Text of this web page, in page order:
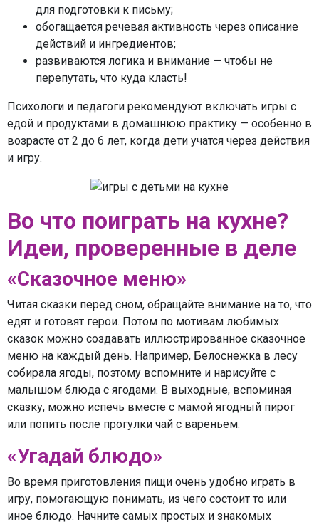
для подготовки к письму;
обогащается речевая активность через описание
действий и ингредиентов;
развиваются логика и внимание — чтобы не
перепутать, что куда класть!
Психологи и педагоги рекомендуют включать игры с
едой и продуктами в домашнюю практику — особенно в
возрасте от 2 до 6 лет, когда дети учатся через действия
и игру.
Во что поиграть на кухне?
Идеи, проверенные в деле
«Сказочное меню»
Читая сказки перед сном, обращайте внимание на то, что
едят и готовят герои. Потом по мотивам любимых
сказок можно создавать иллюстрированное сказочное
меню на каждый день. Например, Белоснежка в лесу
собирала ягоды, поэтому вспомните и нарисуйте с
малышом блюда с ягодами. В выходные, вспоминая
сказку, можно испечь вместе с мамой ягодный пирог
или попить после прогулки чай с вареньем.
«Угадай блюдо»
Во время приготовления пищи очень удобно играть в
игру, помогающую понимать, из чего состоит то или
иное блюдо. Начните самых простых и знакомых